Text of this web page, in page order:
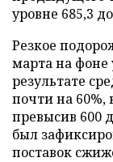
уровне 685,3
Резкое
марта на
результате
почти на 60%,
превысив 600
был
поставок